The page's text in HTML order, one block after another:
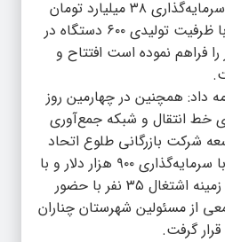
شهرک صنعتی چناران با سرمایه‌گذاری ۳۸ میلیارد تومان
فعالیت خویش را آغاز و با ظرفیت تولیدی ۶۰۰ دستگاه در
اشتغال ۷۰ نفر را فراهم نموده است افتتاح و
داد: همچنین در چهارمین روز
خط انتقال و شبکه جمع‌آوری
طرح توسعه شرکت بازرگانی طلوع اتحاد
خراسان تولید کننده نخ، با سرمایه‌گذاری ۹۰۰ هزار دلار و با
ظرفیت سالانه ۱۲۰۰ تن و زمینه اشتغال ۳۵ نفر با حضور
از مسئولین شهرستان چناران
قرار گرفت.